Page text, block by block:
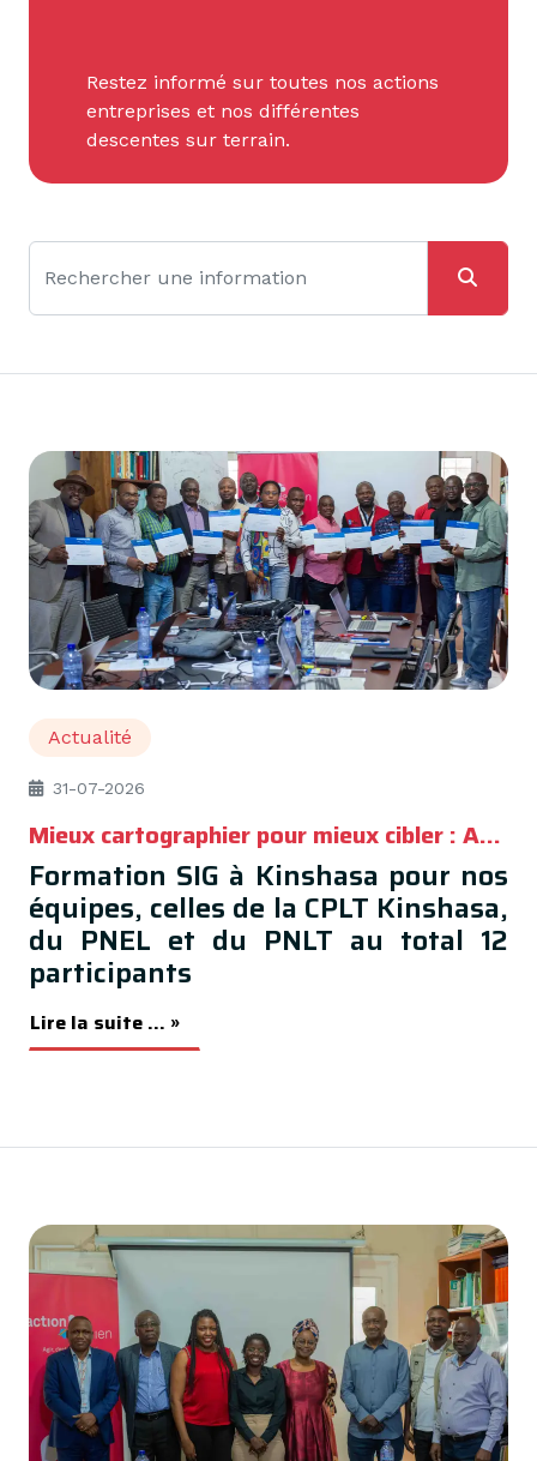
Restez informé sur toutes nos actions
entreprises et nos différentes
descentes sur terrain.
Actualité
31-07-2026
Mieux cartographier pour mieux cibler : Action Damien renforce ses compétences géospatiales en RDC
Formation SIG à Kinshasa pour nos
équipes, celles de la CPLT Kinshasa,
du PNEL et du PNLT au total 12
participants
Lire la suite ... »